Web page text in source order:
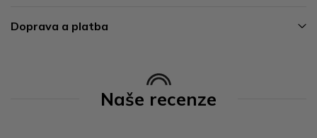
Doprava a platba
Naše recenze